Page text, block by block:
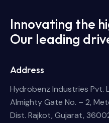
Innovating the
Our leading
Address
Hydrobenz Industries Pvt.
Almighty Gate No. – 2,
Dist. Rajkot, Gujarat,